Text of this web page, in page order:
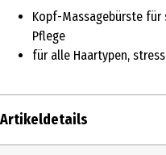
Kopf-Massagebürste
Pflege
für alle Haartypen,
Artikeldetails